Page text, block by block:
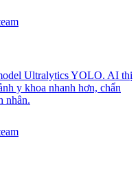
Ultralytics YOLO. AI thị
y khoa nhanh hơn, chẩn
nhân.